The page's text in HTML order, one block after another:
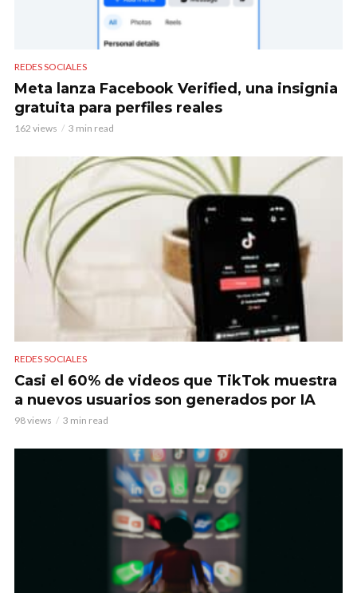
REDES SOCIALES
Meta lanza Facebook Verified, una insignia
gratuita para perfiles reales
162 views 3 min read
REDES SOCIALES
Casi el 60% de videos que TikTok muestra
a nuevos usuarios son generados por IA
98 views 3 min read